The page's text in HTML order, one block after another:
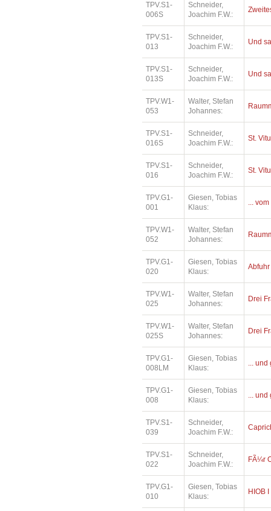
TPV.S1-
006S
Schneider,
Joachim F.W.:
TPV.S1-
013
Schneider,
Joachim F.W.:
Und
TPV.S1-
013S
Schneider,
Joachim F.W.:
Und
TPV.W1-
053
Walter, Stefan
Johannes:
TPV.S1-
016S
Schneider,
Joachim F.W.:
St.
TPV.S1-
016
Schneider,
Joachim F.W.:
St.
TPV.G1-
001
Giesen, Tobias
Klaus:
...
TPV.W1-
052
Walter, Stefan
Johannes:
TPV.G1-
020
Giesen, Tobias
Klaus:
Abfuhr
TPV.W1-
025
Walter, Stefan
Johannes:
Drei
TPV.W1-
025S
Walter, Stefan
Johannes:
Drei
TPV.G1-
008LM
Giesen, Tobias
Klaus:
...
TPV.G1-
008
Giesen, Tobias
Klaus:
...
TPV.S1-
039
Schneider,
Joachim F.W.:
TPV.S1-
022
Schneider,
Joachim F.W.:
FÃ¼r
TPV.G1-
010
Giesen, Tobias
Klaus:
HIOB I